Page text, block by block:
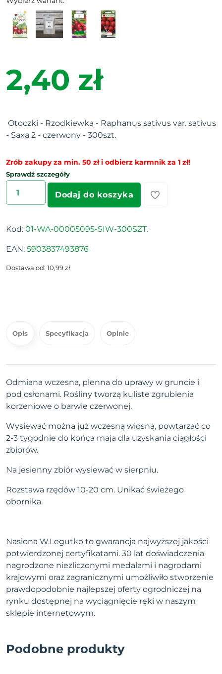
2,40 zł
Otoczki - Rzodkiewka - Raphanus sativus var. sativus
- Saxa 2 - czerwony - 300szt.
Zrób zakupy za min. 50 zł i odbierz karmnik za 1 zł!
Sprawdź szczegóły
Dodaj do koszyka
Kod: 01-WA-00005095-SIW-300SZT.
EAN: 5903837493876
Dostawa od: 10,99 zł
Opis Specyfikacja Opinie
Odmiana wczesna, plenna do uprawy w gruncie i
pod osłonami. Rośliny tworzą kuliste zgrubienia
korzeniowe o barwie czerwonej.
Wysiewać można już wczesną wiosną, powtarzać co
2-3 tygodnie do końca maja dla uzyskania ciągłości
zbiorów.
Na jesienny zbiór wysiewać w sierpniu.
Rozstawa rzędów 10-20 cm. Unikać świeżego
obornika.
Nasiona W.Legutko to gwarancja najwyższej jakości
potwierdzonej certyfikatami. 30 lat doświadczenia
nagrodzone niezliczonymi medalami i nagrodami
krajowymi oraz zagranicznymi umożliwiło stworzenie
prawdopodobnie najlepszej oferty ogrodniczej na
rynku dostępnej na wyciągnięcie ręki w naszym
sklepie internetowym.
Podobne produkty